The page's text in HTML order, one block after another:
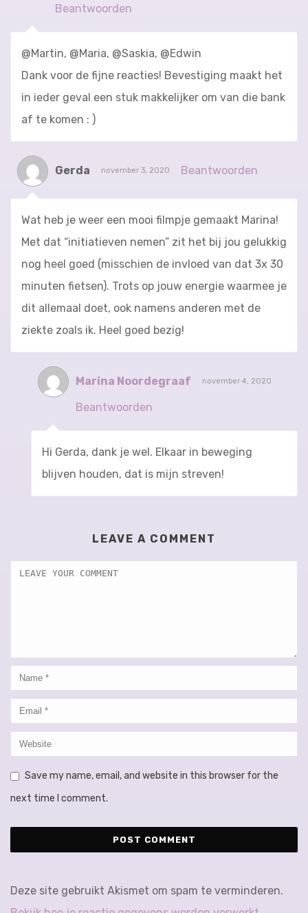
Beantwoorden
@Martin, @Maria, @Saskia, @Edwin
Dank voor de fijne reacties! Bevestiging maakt het
in ieder geval een stuk makkelijker om van die bank
af te komen : )
Gerda november 3, 2020 Beantwoorden
Wat heb je weer een mooi filmpje gemaakt Marina!
Met dat “initiatieven nemen” zit het bij jou gelukkig
nog heel goed (misschien de invloed van dat 3x 30
minuten fietsen). Trots op jouw energie waarmee je
dit allemaal doet, ook namens anderen met de
ziekte zoals ik. Heel goed bezig!
Marina Noordegraaf november 4, 2020
Beantwoorden
Hi Gerda, dank je wel. Elkaar in beweging
blijven houden, dat is mijn streven!
LEAVE A COMMENT
Save my name, email, and website in this browser for the
next time I comment.
Deze site gebruikt Akismet om spam te verminderen.